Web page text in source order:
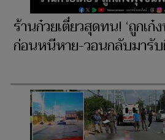
ร้านก๋วยเตี๋ยวสุดทน! ‘ถูกเก๋
ก่อนหนีหาย-วอนกลับมารั